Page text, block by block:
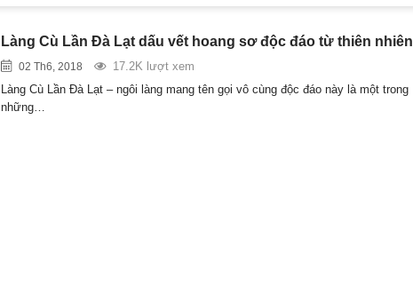
Làng Cù Lần Đà Lạt dấu vết hoang sơ độc đáo từ thiên nhiên
02 Th6, 2018
17.2K lượt xem
Làng Cù Lần Đà Lạt – ngôi làng mang tên gọi vô cùng độc đáo này là một trong
những…